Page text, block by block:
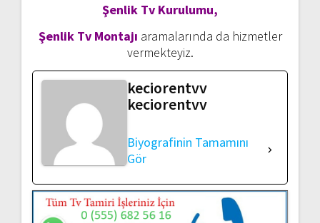
Şenlik Tv Kurulumu,
Şenlik Tv Montajı aramalarında da hizmetler
vermekteyiz.
keciorentvv
keciorentvv
Biyografinin Tamamını
Gör